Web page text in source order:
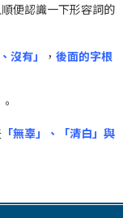
便認識一下形容詞的
沒有」 ， 後面的字根
。
「無辜」、「清白」與